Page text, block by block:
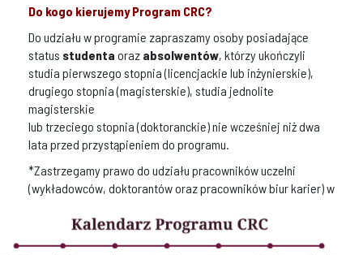
Do kogo kierujemy Program CRC?
Do udziału w programie zapraszamy osoby posiadające
status studenta oraz absolwentów, którzy ukończyli
studia pierwszego stopnia (licencjackie lub inżynierskie),
drugiego stopnia (magisterskie), studia jednolite
magisterskie
lub trzeciego stopnia (doktoranckie) nie wcześniej niż dwa
lata przed przystąpieniem do programu.
*Zastrzegamy prawo do udziału pracowników uczelni
(wykładowców, doktorantów oraz pracowników biur karier) w
realizowanych w danej edycji Programu CRC.